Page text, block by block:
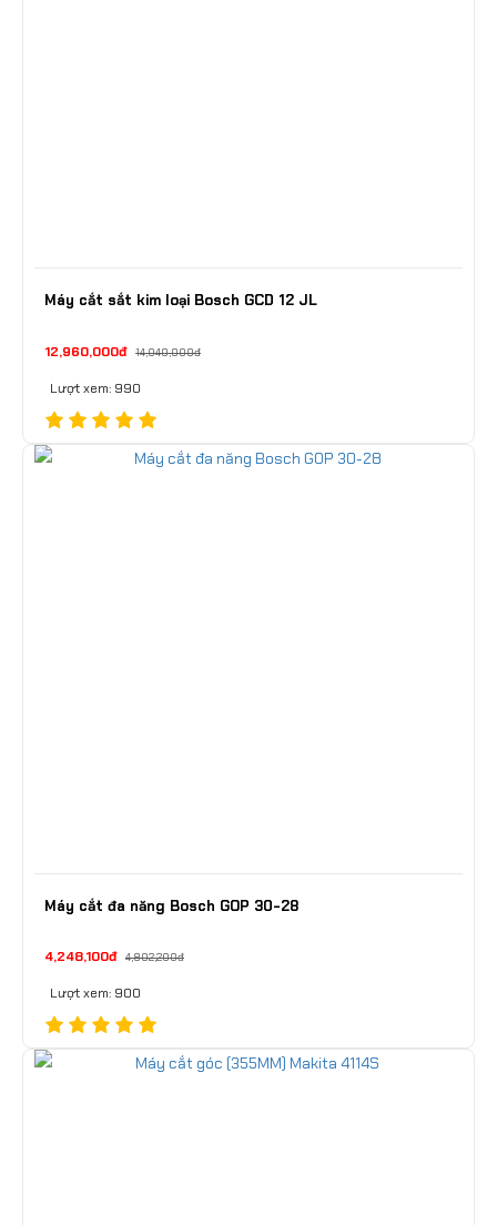
Máy cắt sắt kim loại Bosch GCD 12 JL
12,960,000đ 14,040,000đ
Lượt xem: 990
Máy cắt đa năng Bosch GOP 30-28
4,248,100đ 4,802,200đ
Lượt xem: 900